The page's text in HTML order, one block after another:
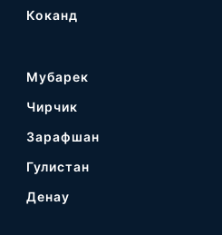
Коканд
Мубарек
Чирчик
Зарафшан
Гулистан
Денау